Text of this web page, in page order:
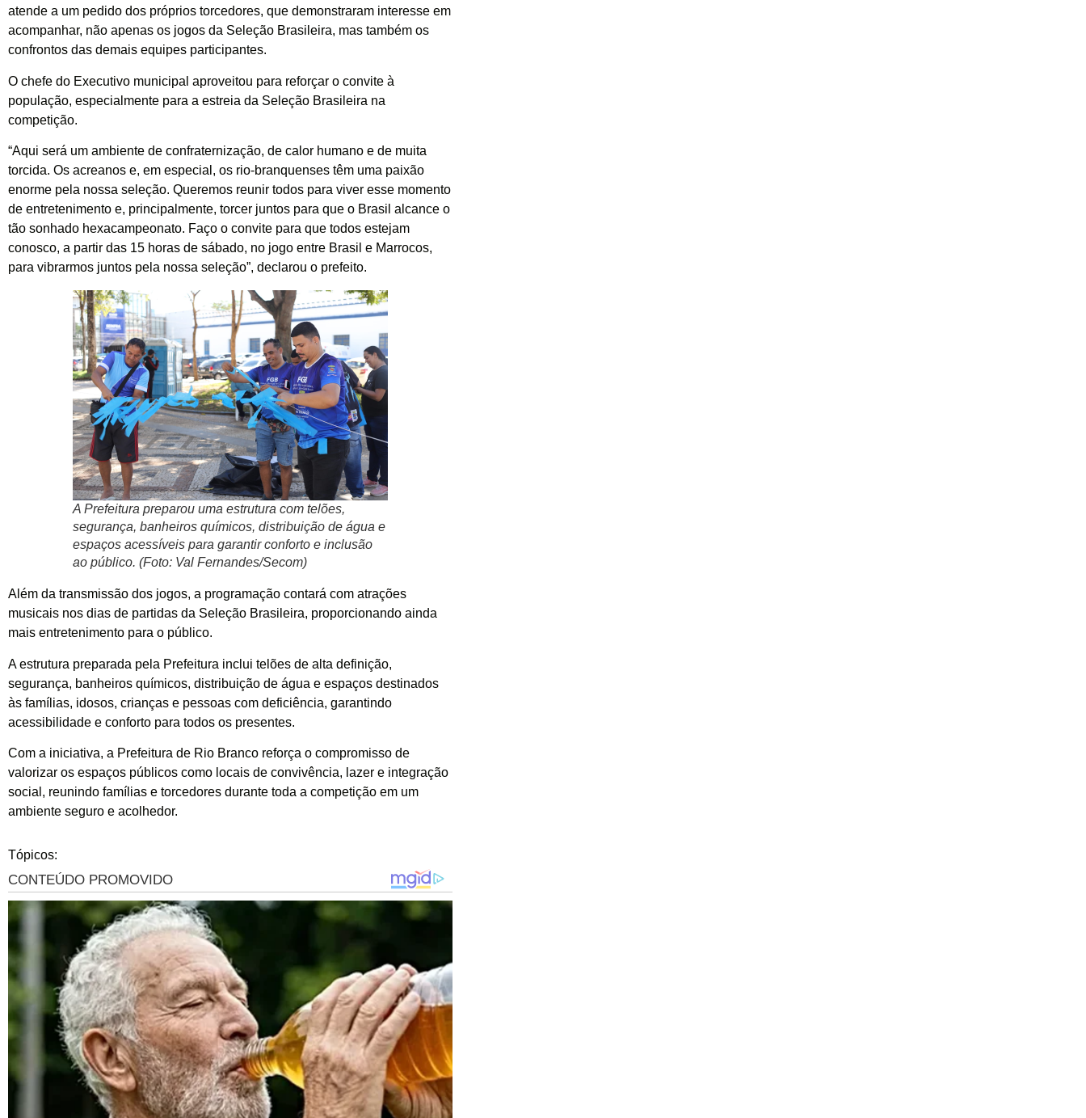
atende a um pedido dos próprios torcedores, que demonstraram interesse em
acompanhar, não apenas os jogos da Seleção Brasileira, mas também os
confrontos das demais equipes participantes.
O chefe do Executivo municipal aproveitou para reforçar o convite à
população, especialmente para a estreia da Seleção Brasileira na
competição.
“Aqui será um ambiente de confraternização, de calor humano e de muita
torcida. Os acreanos e, em especial, os rio-branquenses têm uma paixão
enorme pela nossa seleção. Queremos reunir todos para viver esse momento
de entretenimento e, principalmente, torcer juntos para que o Brasil alcance o
tão sonhado hexacampeonato. Faço o convite para que todos estejam
conosco, a partir das 15 horas de sábado, no jogo entre Brasil e Marrocos,
para vibrarmos juntos pela nossa seleção”, declarou o prefeito.
A Prefeitura preparou uma estrutura com telões,
segurança, banheiros químicos, distribuição de água e
espaços acessíveis para garantir conforto e inclusão
ao público. (Foto: Val Fernandes/Secom)
Além da transmissão dos jogos, a programação contará com atrações
musicais nos dias de partidas da Seleção Brasileira, proporcionando ainda
mais entretenimento para o público.
A estrutura preparada pela Prefeitura inclui telões de alta definição,
segurança, banheiros químicos, distribuição de água e espaços destinados
às famílias, idosos, crianças e pessoas com deficiência, garantindo
acessibilidade e conforto para todos os presentes.
Com a iniciativa, a Prefeitura de Rio Branco reforça o compromisso de
valorizar os espaços públicos como locais de convivência, lazer e integração
social, reunindo famílias e torcedores durante toda a competição em um
ambiente seguro e acolhedor.
Tópicos: